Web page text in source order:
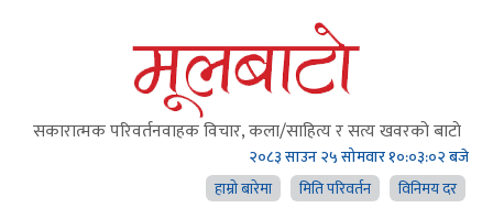
सकारात्मक परिवर्तनवाहक विचार, कला/साहित्य र सत्य खवरको बाटाे
२०८३ साउन २५ सोमवार१०:०३:०३ बजे
हाम्राे बारेमा
मिति परिवर्तन विनिमय दर